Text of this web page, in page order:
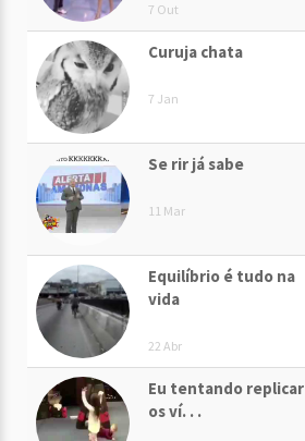
7 Out
Curuja chata
7 Jan
Se rir já sabe
11 Mar
Equilíbrio é tudo na
vida
22 Abr
Eu tentando replicar
os ví. . .